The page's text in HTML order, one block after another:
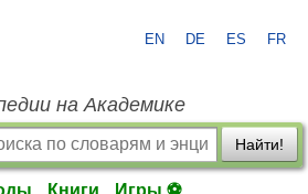
EN DE ES FR
на Академике
Найти!
Книги Игры ⚽